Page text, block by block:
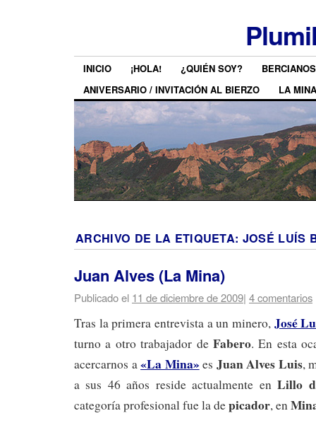
INICIO ¡HOLA! ¿QUIÉN SOY?
ANIVERSARIO / INVITACIÓN AL BIERZO
LA MINA
ARCHIVO DE LA ETIQUETA: JOSÉ LUÍS
Juan Alves (La Mina)
Publicado el 11 de diciembre de 2009| 4 comentarios
Tras la primera entrevista a un minero, José
turno a otro trabajador deFabero. En esta
acercarnos a«La Mina» es Juan Alves Luis,
a sus 46 años reside actualmente enLillo
categoría profesional fue la depicador, en